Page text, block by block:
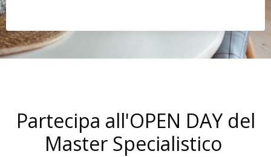
Partecipa all'OPEN DAY del
Master Specialistico